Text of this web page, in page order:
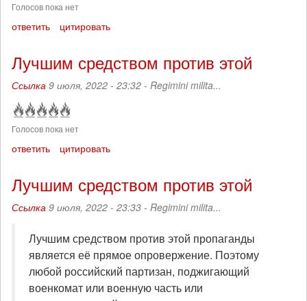
Голосов пока нет
ответить цитировать
Лучшим средством против этой
Ссылка 9 июля, 2022 - 23:32 - Regimini milita...
Голосов пока нет
ответить цитировать
Лучшим средством против этой
Ссылка 9 июля, 2022 - 23:33 - Regimini milita...
Лучшим средством против этой пропаганды
является её прямое опровержение. Поэтому
любой российский партизан, поджигающий
военкомат или военную часть или